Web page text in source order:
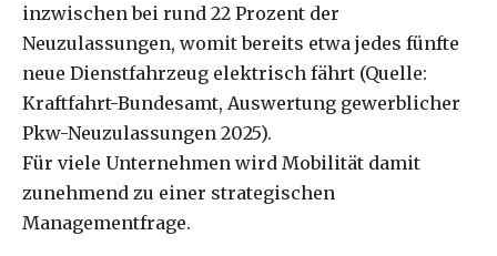
inzwischen bei rund 22 Prozent der
Neuzulassungen, womit bereits etwa jedes fünfte
neue Dienstfahrzeug elektrisch fährt (Quelle:
Kraftfahrt-Bundesamt, Auswertung gewerblicher
Pkw-Neuzulassungen 2025).
Für viele Unternehmen wird Mobilität damit
zunehmend zu einer strategischen
Managementfrage.